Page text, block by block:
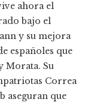
ahora el
bajo el
y su mejora
españoles que
Morata. Su
Correa
aseguran que